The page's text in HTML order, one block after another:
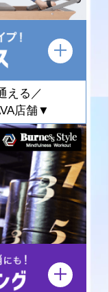
える／
店舗▼